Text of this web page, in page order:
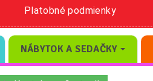
Platobné podmienky
NÁBYTOK A SEDAČKY